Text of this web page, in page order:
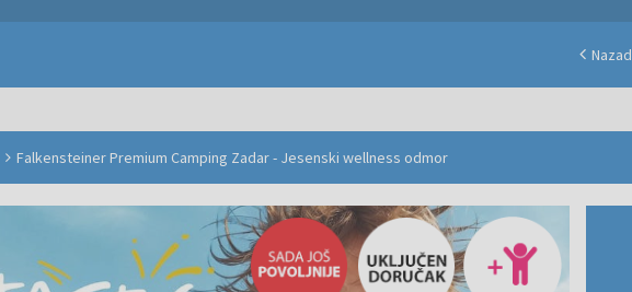
Nazad
Falkensteiner Premium Camping Zadar - Jesenski wellness odmor